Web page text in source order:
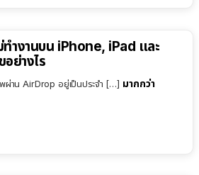
ำงานบน iPhone, iPad และ
ย่างไร
ผ่าน AirDrop อยู่เป็นประจำ […] มากกว่า